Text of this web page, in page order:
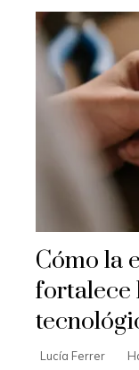
Cómo la
fortalece
Lucía Ferrer